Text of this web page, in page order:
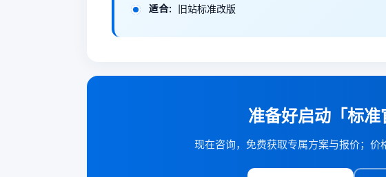
适合： 旧站标准改版
准备好启动「标准
现在咨询，免费获取专属方案与报价；价